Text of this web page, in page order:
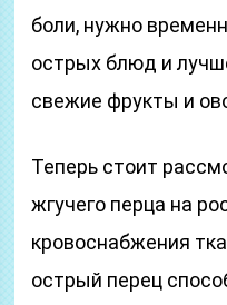
боли, нужно
острых блюд и
свежие фрукты и
Теперь стоит
жгучего перца на
кровоснабжения
острый перец